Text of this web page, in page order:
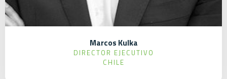
Marcos Kulka
DIRECTOR EJECUTIVO
CHILE